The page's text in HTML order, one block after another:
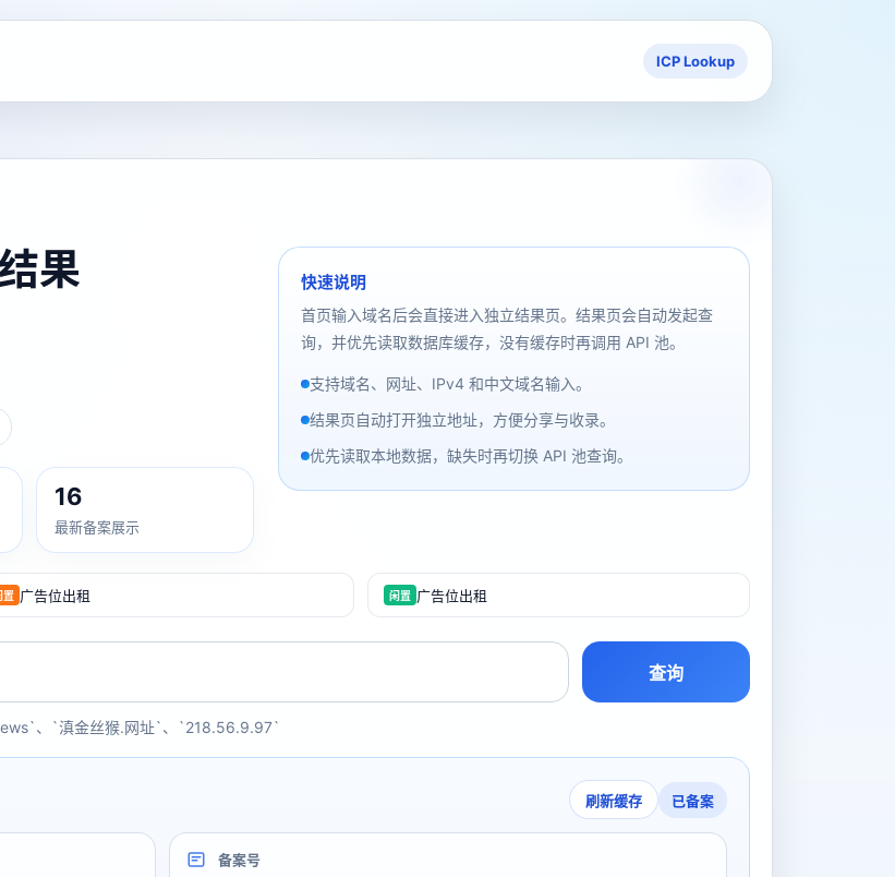
ICP Lookup
果
16
最新备案展示
快速说明
首页输入域名后会直接进入独立结果页。结果页会自动发起查
询，并优先读取数据库缓存，没有缓存时再调用 API 池。
支持域名、网址、IPv4 和中文域名输入。
结果页自动打开独立地址，方便分享与收录。
优先读取本地数据，缺失时再切换 API 池查询。
置 广告位出租 闲置 广告位出租
查询
、`滇金丝猴.网址`、`218.56.9.97`
刷新缓存 已备案
备案号